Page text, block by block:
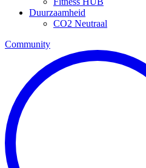
Duurzaamheid
CO2 Neutraal
Community